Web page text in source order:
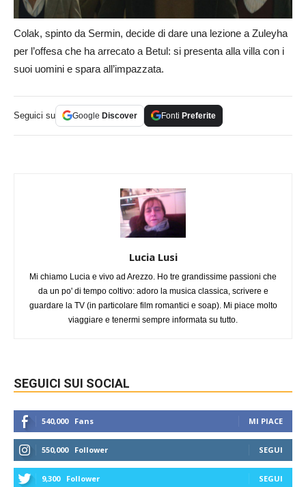
Colak, spinto da Sermin, decide di dare una lezione a Zuleyha
per l’offesa che ha arrecato a Betul: si presenta alla villa con i
suoi uomini e spara all’impazzata.
Seguici su Google Discover Fonti Preferite
Lucia Lusi
Mi chiamo Lucia e vivo ad Arezzo. Ho tre grandissime passioni che
da un po' di tempo coltivo: adoro la musica classica, scrivere e
guardare la TV (in particolare film romantici e soap). Mi piace molto
viaggiare e tenermi sempre informata su tutto.
SEGUICI SUI SOCIAL
540,000 Fans MI PIACE
550,000 Follower SEGUI
9,300 Follower SEGUI